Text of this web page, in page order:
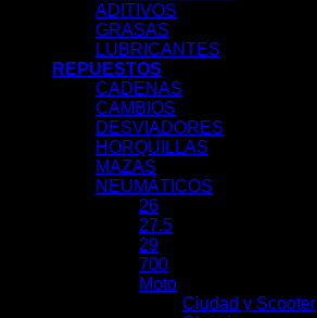
ADITIVOS
GRASAS
LUBRICANTES
REPUESTOS
CADENAS
CAMBIOS
DESVIADORES
HORQUILLAS
MAZAS
NEUMÁTICOS
26
27.5
29
700
Moto
Ciudad y Scooter